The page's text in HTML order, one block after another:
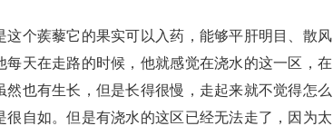
个蒺藜它的果实可以入药，能够平肝明目、散风
天在走路的时候，他就感觉在浇水的这一区，在
也有生长，但是长得很慢，走起来就不觉得怎么
自如。但是有浇水的这区已经无法走了，因为太